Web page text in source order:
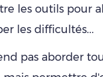
les outils pour
les difficultés...
pas aborder